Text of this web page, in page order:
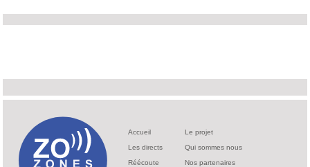
Accueil
Les directs
Réécoute
Le projet
Qui sommes nous
Nos partenaires